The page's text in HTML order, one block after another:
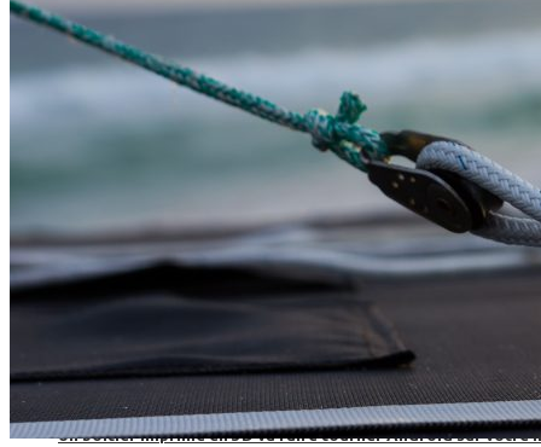
Un boîtier imprimé en 3D va faire tourner Android sur votre